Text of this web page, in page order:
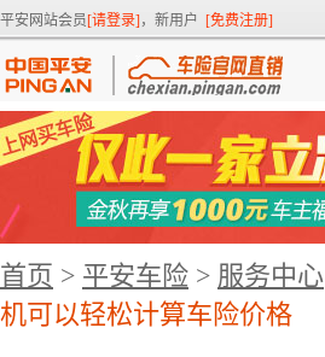
平安网站会员[请登录] ，新用户 [免费注册]
首页 > 平安车险 > 服务中心
机可以轻松计算车险价格